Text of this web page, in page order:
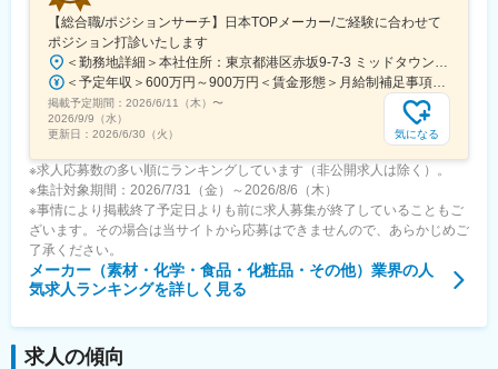
【総合職/ポジションサーチ】日本TOPメーカー/ご経験に合わせて
ポジション打診いたします
＜勤務地詳細＞本社住所：東京都港区赤坂9-7-3 ミッドタウン・ウェスト勤務地最寄駅：東京メトロ日比谷線／都営大江戸線／六本木駅受動喫煙対策：敷地内全面禁煙変更の範囲：会社の定める事業所（リモートワーク含む）
＜予定年収＞600万円～900万円＜賃金形態＞月給制補足事項なし＜賃金内訳＞月額（基本給）：300,000円～500,000円＜月給＞300,000円～500,000円＜昇給有無＞有＜残業手当＞有賃金はあくまでも目安の金額であり、選考を通じて上下する可能性があります。月給(月額)は固定手当を含めた表記です。
掲載予定期間： 2026/6/11（木） 〜
2026/9/9（水）
更新日： 2026/6/30（火） 気になる
※求人応募数の多い順にランキングしています（非公開求人は除く）。
※集計対象期間：2026/7/31（金）～2026/8/6（木）
※事情により掲載終了予定日よりも前に求人募集が終了していることもご
ざいます。その場合は当サイトから応募はできませんので、あらかじめご
了承ください。
メーカー（素材・化学・食品・化粧品・その他）業界の人
気求人ランキングを詳しく見る
求人の傾向